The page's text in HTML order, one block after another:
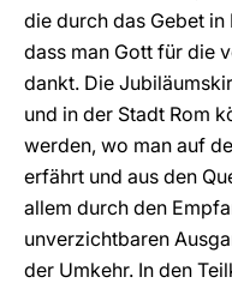
die durch das Gebet
dass man Gott für die
dankt. Die
und in der Stadt Rom
werden, wo man auf
erfährt und aus den
allem durch den
unverzichtbaren
der Umkehr. In den